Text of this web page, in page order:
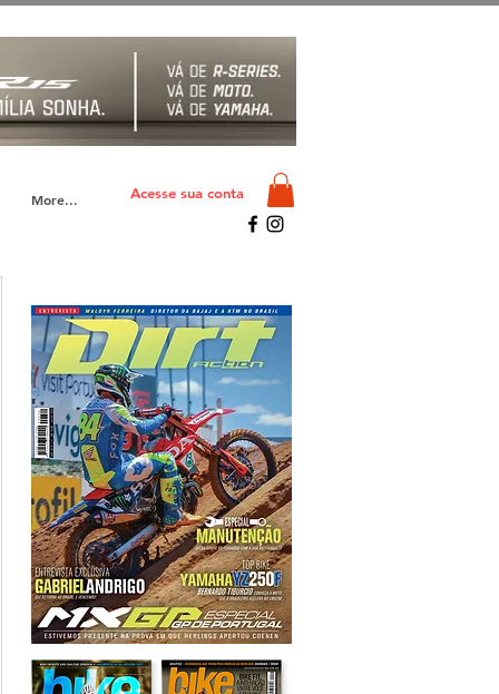
More... Acesse sua conta